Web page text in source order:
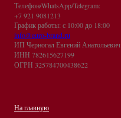
Телефон/WhatsApp/Telegram:
+7 921 9081213
График работы: с 10:00 до 18:00
info@euro-brand.ru
ИП Черногал Евгений Анатольевич
ИНН 782615627199
ОГРН 325784700438622
На главную